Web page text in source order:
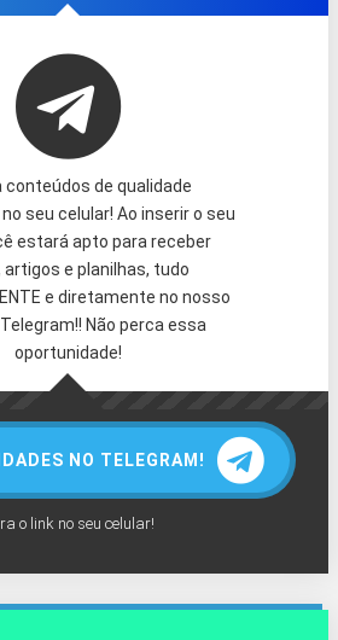
conteúdos de qualidade
seu celular! Ao inserir o seu
estará apto para receber
artigos e planilhas, tudo
e diretamente no nosso
Não perca essa
oportunidade!
NO TELEGRAM!
o link no seu celular!